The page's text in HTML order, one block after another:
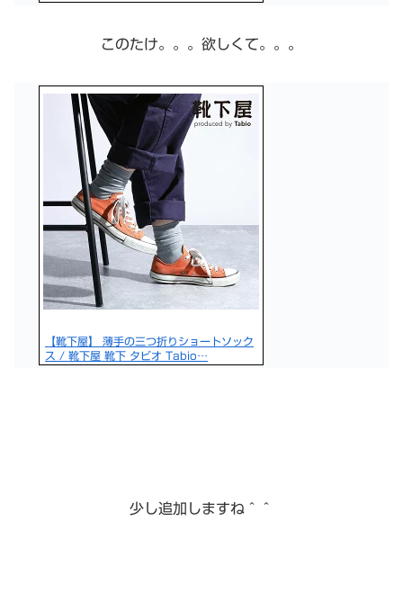
このたけ。。。欲しくて。。。
【靴下屋】 薄手の三つ折りショートソック
ス / 靴下屋 靴下 タビオ Tabio…
少し追加しますね＾＾